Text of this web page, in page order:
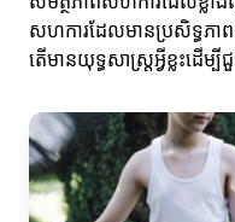
សហការដែលមានប្រសិទ្ធភ
តើមានយុទ្ធសាស្ត្រអ្វីខ្លះដើ